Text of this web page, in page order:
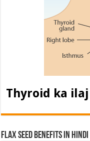
Thyroid ka ilaj -
Flax Seed Benefits in hindi